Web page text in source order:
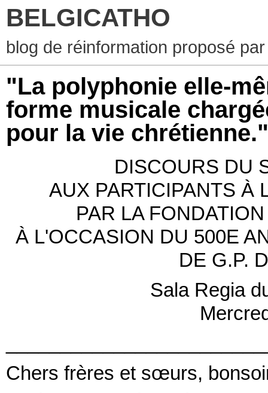
BELGICATHO
blog de réinformation proposé
"La polyphonie elle-
forme musicale
pour la vie
DISCOURS DU
AUX PARTICIPANTS À
PAR LA
À L'OCCASION DU 500E
DE G.P.
Sala Regia
Chers frères et sœurs,